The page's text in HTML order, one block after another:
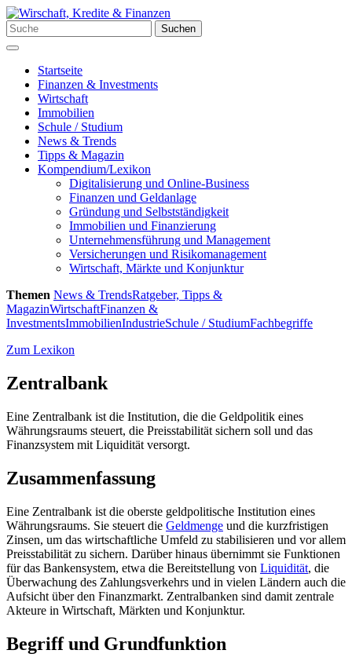
Zum
Inhalt
springen
Suchen
nach:
Suchen
Menü
Startseite
Finanzen & Investments
Wirtschaft
Immobilien
Schule / Studium
News & Trends
Tipps & Magazin
Kompendium/Lexikon
Digitalisierung und Online-Business
Finanzen und Geldanlage
Gründung und Selbstständigkeit
Immobilien und Finanzierung
Unternehmensführung und Management
Versicherungen und Risikomanagement
Wirtschaft, Märkte und Konjunktur
Themen News & TrendsRatgeber, Tipps &
MagazinWirtschaftFinanzen &
InvestmentsImmobilienIndustrieSchule / StudiumFachbegriffe
Zum Lexikon
Zentralbank
Eine Zentralbank ist die Institution, die die Geldpolitik eines
Währungsraums steuert, die Preisstabilität sichern soll und das
Finanzsystem mit Liquidität versorgt.
Zusammenfassung
Eine Zentralbank ist die oberste geldpolitische Institution eines
Währungsraums. Sie steuert die Geldmenge und die kurzfristigen
Zinsen, um das wirtschaftliche Umfeld zu stabilisieren und vor allem
Preisstabilität zu sichern. Darüber hinaus übernimmt sie Funktionen
für das Bankensystem, etwa die Bereitstellung von Liquidität, die
Überwachung des Zahlungsverkehrs und in vielen Ländern auch die
Aufsicht über den Finanzmarkt. Zentralbanken sind damit zentrale
Akteure in Wirtschaft, Märkten und Konjunktur.
Begriff und Grundfunktion